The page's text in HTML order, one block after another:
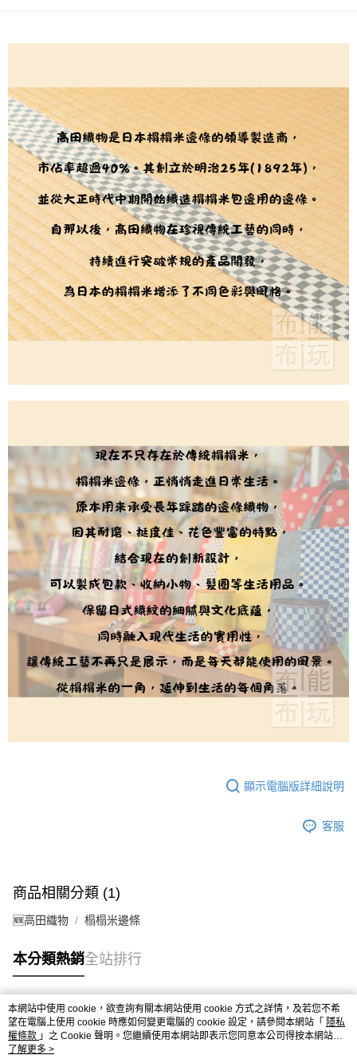
由本公司與您本人進行分期帳單所需資料之確認、核對及更正。
3.完整用戶服務條款，請詳閱以下連結：
https://oppay.tw/userRule
購買商品的店家。未經商家同意取消之訂單仍視為有效，需透過AFTEE先享
是否繳費成功／繳費後需取消欲退款等相關疑問，請聯繫「AFTEE先享後付
客戶支援中心」
https://netprotections.freshdesk.com/support/home
【注意事項】
１．透過由恩沛科技股份有限公司提供之「AFTEE先享後付」服務完成之交
易，需依本服務之必要範圍內提供個人資料，並將交易相關給付款項請求債
權轉讓予恩沛科技股份有限公司。
２．關於個人資料處理事宜，請瀏覽以下網址：
https://aftee.tw/terms/#terms3
３．未成年的使用者請事先徵得法定代理人或監護人之同意方可使用
「AFTEE先享後付」，若未經同意申辦者引起之損失，本公司不負相關責
任。
４．使用「AFTEE先享後付」時，將依據個別帳號之用戶狀況，依本公司即
時審查核予不同之上限額度；若仍有額度不足之情形，本公司將視審查結果
請求用戶進行身份認證。
５．嚴禁一人註冊多個帳號或使用他人資訊註冊。若發現惡意使用之情形，
恩沛科技股份有限公司將有權停止該用戶之使用額度並採取法律行動。
每筆NT$150，滿NT$1,500(含以上)免運費
每筆NT$240
顯示電腦版詳細說明
客服
商品相關分類 (1)
🆕高田織物 榻榻米邊條
本分類熱銷全站排行
熱門標籤
本網站中使用 cookie，欲查詢有關本網站使用 cookie 方式之詳情，及若您不希
望在電腦上使用 cookie 時應如何變更電腦的 cookie 設定，請參閱本網站「 隱私
權條款 」之 Cookie 聲明。您繼續使用本網站即表示您同意本公司得按本網站使
用條款之 Cookie 聲明使用 cookie。
了解更多 >